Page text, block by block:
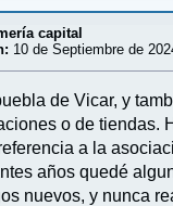
capital
10 de Septiembre de
de Vicar, y
o de tiendas.
a la
años quedé
nuevos, y nunca